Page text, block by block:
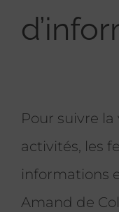
Pour suivre
activités, les
informations
Amand de